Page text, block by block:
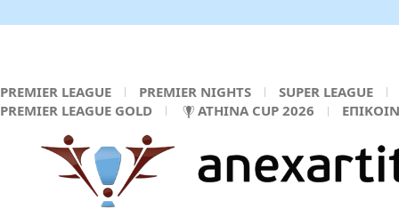
PREMIER LEAGUE PREMIER NIGHTS
SUPER LEAGUE
PREMIER LEAGUE GOLD
ATHINA CUP 2026